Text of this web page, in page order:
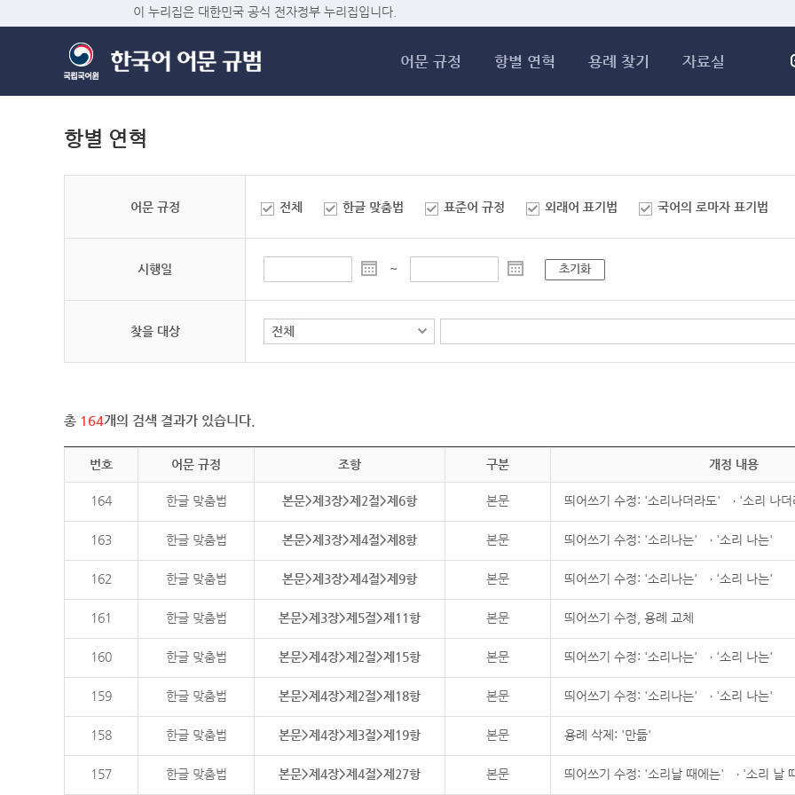
이 누리집은 대한민국 공식 전자정부 누리집입니다.
어문 규정 항별 연혁 용례 찾기 자료실
항별 연혁
어문 규정 전체 한글 맞춤법 표준어 규정 외래어 표기법 국어의 로마자 표기법
시행일 ~ 초기화
찾을 대상
총 164개의 검색 결과가 있습니다.
번호 어문 규정 조항 구분 개정 내용
164 한글 맞춤법 본문>제3장>제2절>제6항 본문 띄어쓰기 수정: '소리나더라도' → '소리 나더
163 한글 맞춤법 본문>제3장>제4절>제8항 본문 띄어쓰기 수정: '소리나는' → '소리 나는'
162 한글 맞춤법 본문>제3장>제4절>제9항 본문 띄어쓰기 수정: '소리나는' → '소리 나는'
161 한글 맞춤법 본문>제3장>제5절>제11항 본문 띄어쓰기 수정, 용례 교체
160 한글 맞춤법 본문>제4장>제2절>제15항 본문 띄어쓰기 수정: '소리나는' → '소리 나는'
159 한글 맞춤법 본문>제4장>제2절>제18항 본문 띄어쓰기 수정: '소리나는' → '소리 나는'
158 한글 맞춤법 본문>제4장>제3절>제19항 본문 용례 삭제: '만듦'
157 한글 맞춤법 본문>제4장>제4절>제27항 본문 띄어쓰기 수정: '소리날 때에는' → '소리 날